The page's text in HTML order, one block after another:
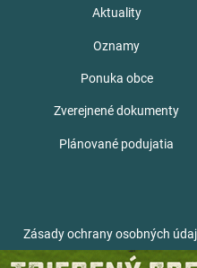
Aktuality
Oznamy
Ponuka obce
Zverejnené dokumenty
Plánované podujatia
Zásady ochrany osobných